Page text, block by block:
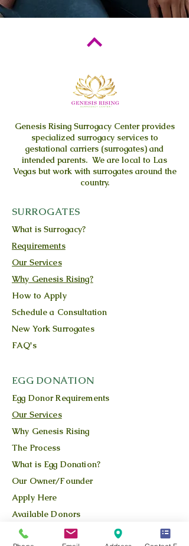
Genesis RisingSurrogacy Center provides
specialized surrogacy services to
gestational carriers (surrogates) and
intended parents. We are local to Las
Vegas but work with surrogates around the
country.
SURROGATES
What is Surrogacy?
Requirements
Our Services
Why Genesis Rising?
How to Apply
Schedule a Consultation
New York Surrogates
FAQ's
EGG DONATION
Egg Donor Requirements
Our Services
Why Genesis Rising
The Process
What is Egg Donation?
Our Owner/Founder
Apply Here
Available Donors